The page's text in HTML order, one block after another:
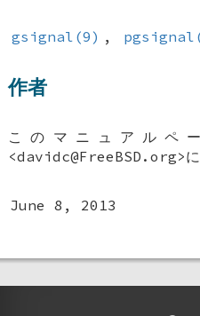
gsignal(9) ,
作者
このマニュアルペ
<davidc@FreeBSD.org>に
June 8, 2013